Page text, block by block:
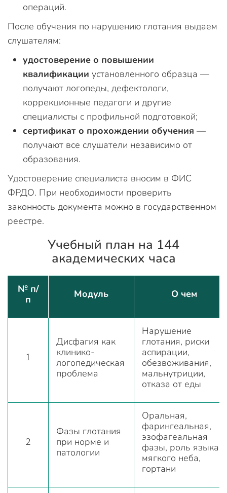
операций.
После обучения по нарушению глотания выдаем
слушателям:
удостоверение о повышении
квалификации установленного образца —
получают логопеды, дефектологи,
коррекционные педагоги и другие
специалисты с профильной подготовкой;
сертификат о прохождении обучения —
получают все слушатели независимо от
образования.
Удостоверение специалиста вносим в ФИС
ФРДО. При необходимости проверить
законность документа можно в государственном
реестре.
Учебный план на 144
академических часа
№ п/
п
Модуль О чем
1
Дисфагия как
клинико-
логопедическая
проблема
Нарушение
глотания, риски
аспирации,
обезвоживания,
мальнутриции,
отказа от еды
2
Фазы глотания
при норме и
патологии
Оральная,
фарингеальная,
эзофагеальная
фазы, роль языка,
мягкого неба,
гортани